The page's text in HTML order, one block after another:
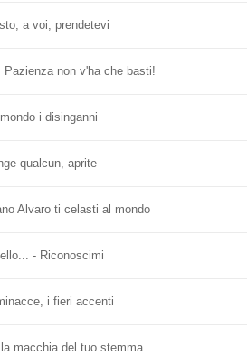
a voi, prendetevi
Pazienza non v'ha che basti!
i disinganni
qualcun, aprite
Alvaro ti celasti al mondo
- Riconoscimi
i fieri accenti
macchia del tuo stemma